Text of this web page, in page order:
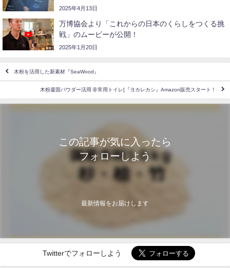
2025年4月13日
万博協会より「これからの日本のくらしをつくる挑
戦」のムービーが公開！
2025年1月20日
木粉を活用した新素材『SeaWood』
木粉凝固パウダー活用 非常用トイレ[『ヨカレカシ』Amazon販売スタート！
この記事が気に入ったら
フォローしよう
最新情報をお届けします
Twitterでフォローしよう